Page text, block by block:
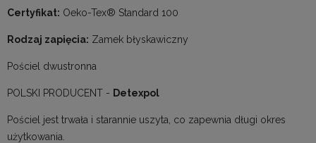
Certyfikat: Oeko-Tex® Standard 100
Rodzaj zapięcia: Zamek błyskawiczny
Pościel dwustronna
POLSKI PRODUCENT - Detexpol
Pościel jest trwała i starannie uszyta, co zapewnia długi okres
użytkowania.